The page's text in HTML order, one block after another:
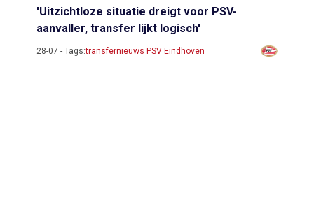
'Uitzichtloze situatie dreigt voor PSV-
aanvaller, transfer lijkt logisch'
28-07 - Tags:transfernieuws PSV Eindhoven